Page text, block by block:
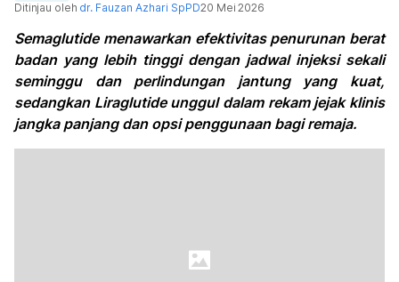
Ditinjau oleh dr. Fauzan Azhari SpPD20 Mei 2026
Semaglutide menawarkan efektivitas penurunan berat
badan yang lebih tinggi dengan jadwal injeksi sekali
seminggu dan perlindungan jantung yang kuat,
sedangkan Liraglutide unggul dalam rekam jejak klinis
jangka panjang dan opsi penggunaan bagi remaja.